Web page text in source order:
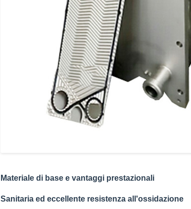
Materiale di base e vantaggi prestazionali
Sanitaria ed eccellente resistenza all'ossidazione